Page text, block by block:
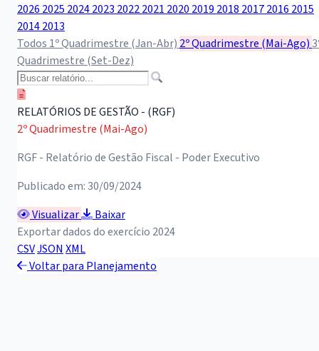
2026 2025 20242023 20222021 2020 2019 2018 20172016 2015
20142013
Todos 1º Quadrimestre (Jan-Abr) 2º Quadrimestre (Mai-Ago)
Quadrimestre (Set-Dez)
RELATÓRIOS DE GESTÃO - (RGF)
2º Quadrimestre (Mai-Ago)
RGF - Relatório de Gestão Fiscal - Poder Executivo
Publicado em: 30/09/2024
Visualizar
Baixar
Exportar dados do exercício 2024
CSVJSON XML
Voltar para Planejamento